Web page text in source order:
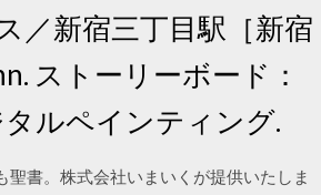
／新宿三丁目駅［新宿
ストーリーボード：
タルペインティング.
書。株式会社いまいくが提供いたしま